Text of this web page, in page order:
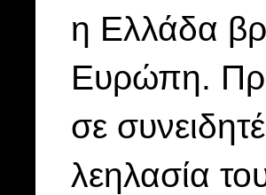
η Ελλάδα
Ευρώπη.
σε
λεηλασία